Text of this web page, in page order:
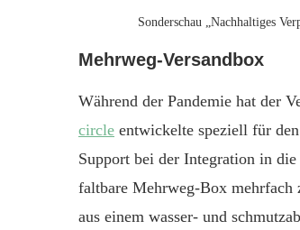
Sonderschau „Nachhaltiges
Mehrweg-Versandbox
Während der Pandemie hat der
circle entwickelte speziell für
Support bei der Integration in
faltbare Mehrweg-Box
aus einem wasser- und